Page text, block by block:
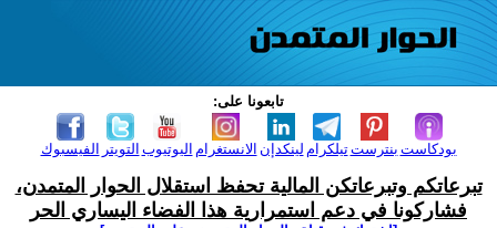
تابعونا على:
الفيسبوك التويتر اليوتيوب الانستغرام لينكدإن تيلكرامبنترست بودكاست
تبرعاتكم وتبرعاتكن المالية تحفظ استقلال الحوار المتمدن،
فشاركونا في دعم استمرارية هذا الفضاء اليساري الحر